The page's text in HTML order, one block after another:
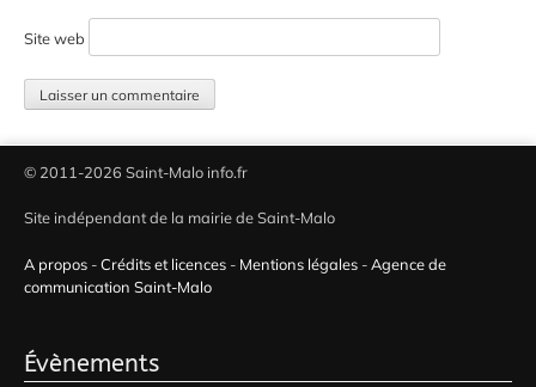
Site web
© 2011-2026 Saint-Malo info.fr
Site indépendant de la mairie de Saint-Malo
A propos -Crédits et licences - Mentions légales -Agence de
communication Saint-Malo
Évènements